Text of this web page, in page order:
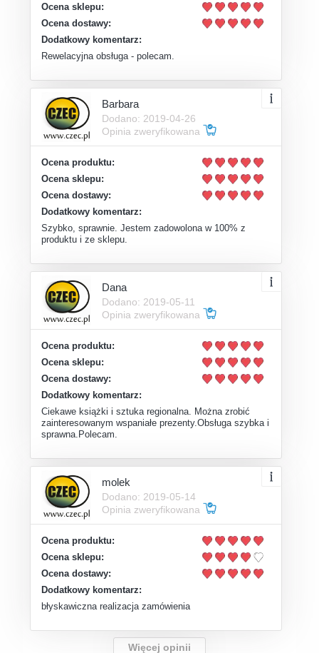
Ocena sklepu:
Ocena dostawy:
Dodatkowy komentarz:
Rewelacyjna obsługa - polecam.
Barbara
Dodano: 2019-04-26
Opinia zweryfikowana
Ocena produktu:
Ocena sklepu:
Ocena dostawy:
Dodatkowy komentarz:
Szybko, sprawnie. Jestem zadowolona w 100% z
produktu i ze sklepu.
Dana
Dodano: 2019-05-11
Opinia zweryfikowana
Ocena produktu:
Ocena sklepu:
Ocena dostawy:
Dodatkowy komentarz:
Ciekawe książki i sztuka regionalna. Można zrobić
zainteresowanym wspaniałe prezenty.Obsługa szybka i
sprawna.Polecam.
molek
Dodano: 2019-05-14
Opinia zweryfikowana
Ocena produktu:
Ocena sklepu:
Ocena dostawy:
Dodatkowy komentarz:
błyskawiczna realizacja zamówienia
Więcej opinii